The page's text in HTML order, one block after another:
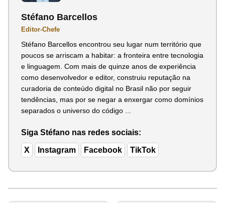
Stéfano Barcellos
Editor-Chefe
Stéfano Barcellos encontrou seu lugar num território que
poucos se arriscam a habitar: a fronteira entre tecnologia
e linguagem. Com mais de quinze anos de experiência
como desenvolvedor e editor, construiu reputação na
curadoria de conteúdo digital no Brasil não por seguir
tendências, mas por se negar a enxergar como domínios
separados o universo do código ...
Siga Stéfano nas redes sociais:
X Instagram Facebook TikTok